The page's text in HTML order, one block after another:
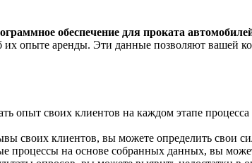
обеспечение для проката
опыте аренды. Эти данные позволяют вашей
опыт своих клиентов на каждом этапе
своих клиентов, вы можете определить свои
процессы на основе собранных данных, вы